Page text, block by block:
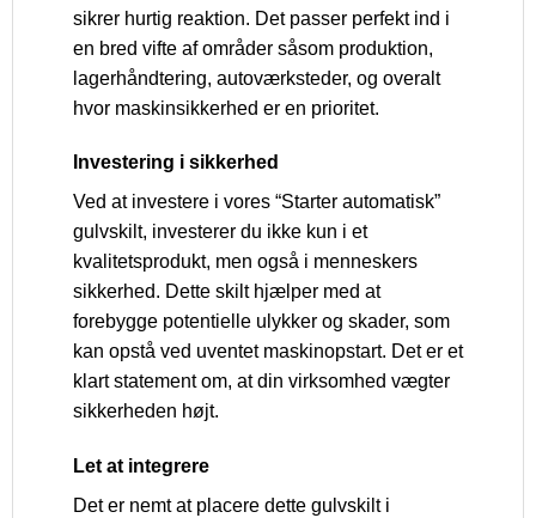
sikrer hurtig reaktion. Det passer perfekt ind i
en bred vifte af områder såsom produktion,
lagerhåndtering, autoværksteder, og overalt
hvor maskinsikkerhed er en prioritet.
Investering i sikkerhed
Ved at investere i vores “Starter automatisk”
gulvskilt, investerer du ikke kun i et
kvalitetsprodukt, men også i menneskers
sikkerhed. Dette skilt hjælper med at
forebygge potentielle ulykker og skader, som
kan opstå ved uventet maskinopstart. Det er et
klart statement om, at din virksomhed vægter
sikkerheden højt.
Let at integrere
Det er nemt at placere dette gulvskilt i